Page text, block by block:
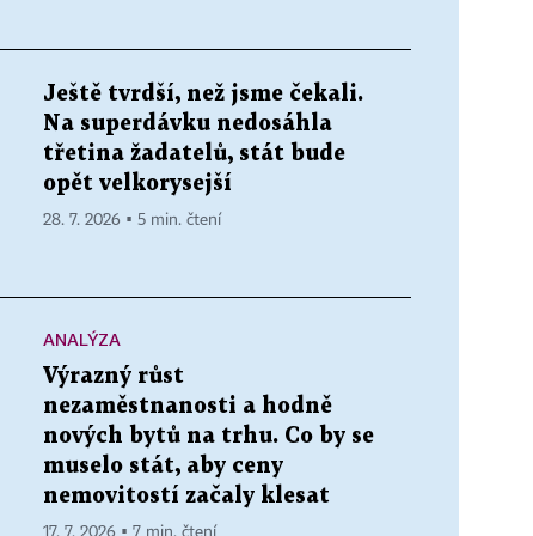
Ještě tvrdší, než jsme čekali.
Na superdávku nedosáhla
třetina žadatelů, stát bude
opět velkorysejší
28. 7. 2026 ▪ 5 min. čtení
ANALÝZA
Výrazný růst
nezaměstnanosti a hodně
nových bytů na trhu. Co by se
muselo stát, aby ceny
nemovitostí začaly klesat
17. 7. 2026 ▪ 7 min. čtení